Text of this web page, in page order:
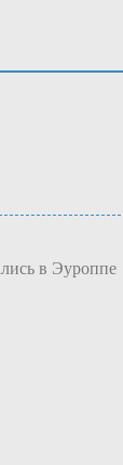
в Эуроппе